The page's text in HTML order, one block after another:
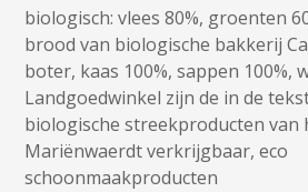
biologisch: vlees 80%, groenten
brood van biologische bakkerij
boter, kaas 100%, sappen 100%,
Landgoedwinkel zijn de in de
biologische streekproducten van
Mariënwaerdt verkrijgbaar, eco
schoonmaakproducten